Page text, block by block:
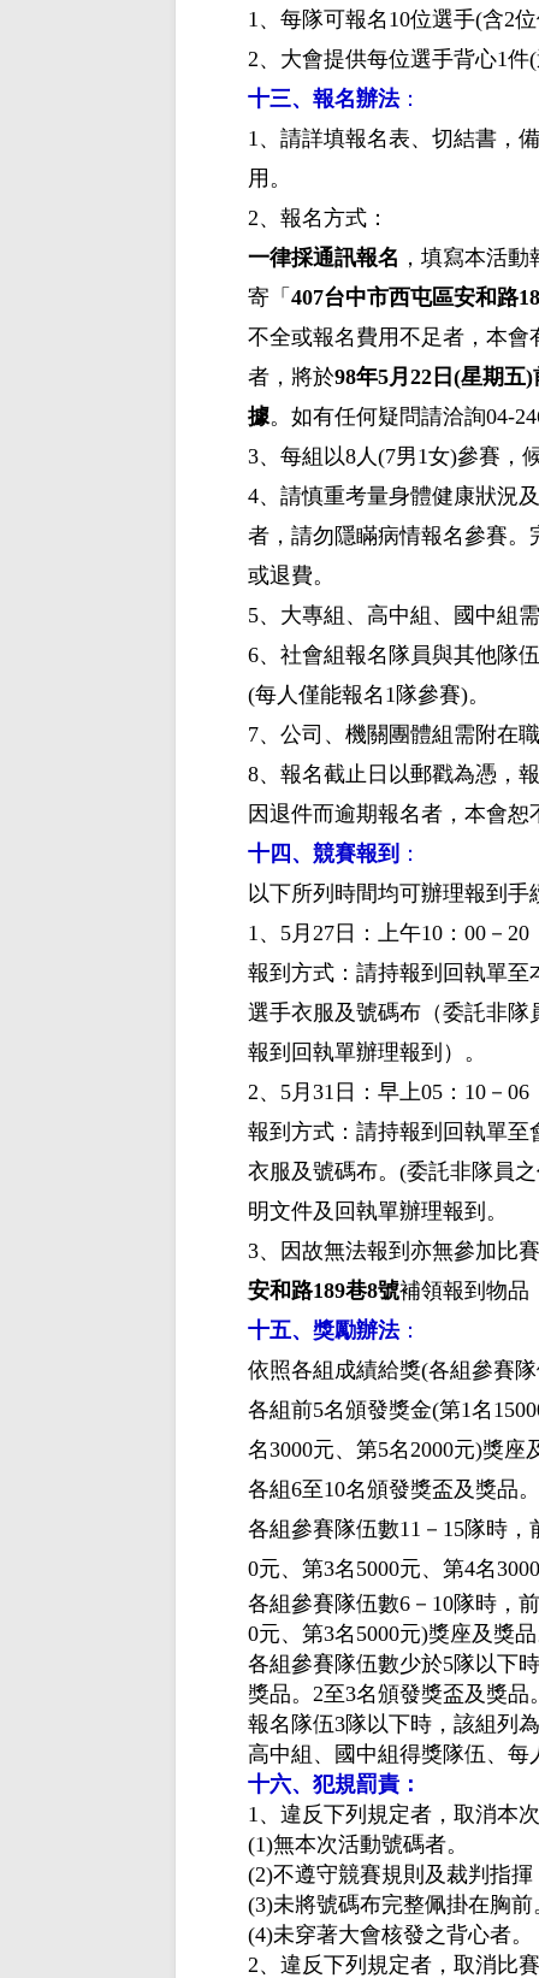
1、每隊可報名10位選手(含2
2、大會提供每位選手背心1
十三、報名辦法：
1、請詳填報名表、切結書，
用。
2、報名方式：
一律採通訊報名 ，填寫本活
寄「 407台中市西屯區安和路
不全或報名費用不足者，本
者，將於98年5月22日(星期五
據。如有任何疑問請洽詢04-
3、每組以8人(7男1女)參賽，
4、請慎重考量身體健康狀況
者，請勿隱瞞病情報名參賽
或退費。
5、大專組、高中組、國中組
6、社會組報名隊員與其他隊
(每人僅能報名1隊參賽)。
7、公司、機關團體組需附在
8、報名截止日以郵戳為憑，
因退件而逾期報名者，本會恕
十四、競賽報到 ：
以下所列時間均可辦理報到手
1、5月27日 ：上午10：00－
報到方式：請持報到回執單
選手衣服及號碼布（委託非
報到回執單辦理報到）。
2、 5月31日 ：早上05：10－
報到方式：請持報到回執單
衣服及號碼布。(委託非隊員
明文件及回執單辦理報到。
3、因故無法報到亦無參加比
安和路189巷8號補領報到物品
十五、獎勵辦法：
依照各組成績給獎(各組參賽
各組前5名頒發獎金(第1名
名3000元、第5名2000元)獎座
各組6至10名頒發獎盃及獎品。
各組參賽隊伍數11－15隊時，
0元、第3名5000元、第4名
各組參賽隊伍數6－10隊時，
0元、第3名5000元)獎座及獎
各組參賽隊伍數少於5隊以下
獎品。2至3名頒發獎盃及獎品
報名隊伍3隊以下時，該組列
高中組、國中組得獎隊伍、
十六、犯規罰責：
1、違反下列規定者，取消本
(1)無本次活動號碼者。
(2)不遵守競賽規則及裁判指
(3)未將號碼布完整佩掛在胸前
(4)未穿著大會核發之背心者。
2、違反下列規定者，取消比